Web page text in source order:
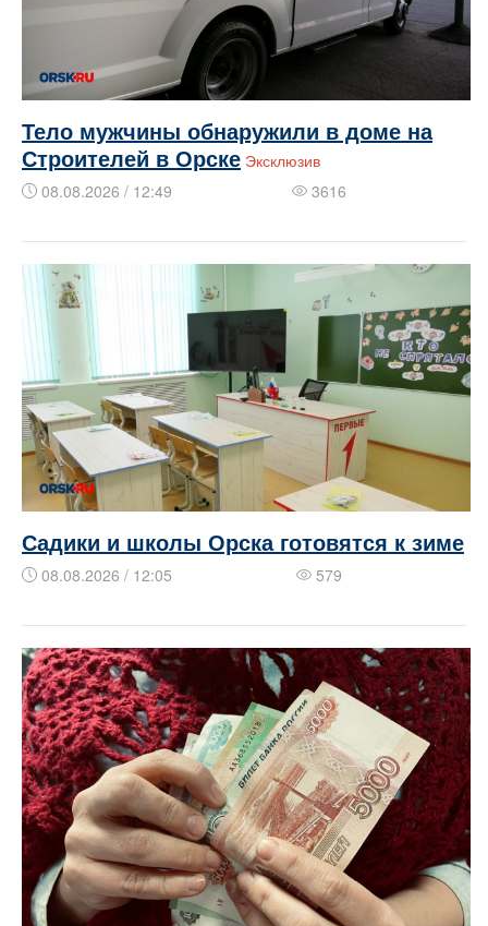
Тело мужчины обнаружили в доме на
Строителей в Орске Эксклюзив
08.08.2026 / 12:49
3616
Садики и школы Орска готовятся к зиме
08.08.2026 / 12:05 579